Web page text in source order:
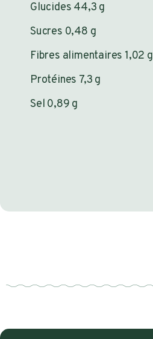
Glucides 44,3 g
Sucres 0,48 g
Fibres alimentaires 1,02 g
Protéines 7,3 g
Sel 0,89 g